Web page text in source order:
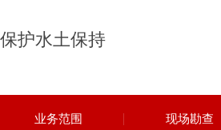
护水土保持
业务范围 现场勘查